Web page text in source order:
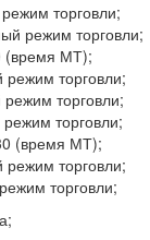
торговли;
режим торговли;
(время МТ);
торговли;
торговли;
торговли;
(время МТ);
торговли;
торговли;